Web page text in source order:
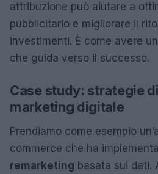
attribuzione può aiutare a
pubblicitario e migliorare il
investimenti. È come avere
che guida verso il successo.
Case study: strategie
marketing digitale
Prendiamo come esempio
commerce che ha
remarketing basata sui dati.